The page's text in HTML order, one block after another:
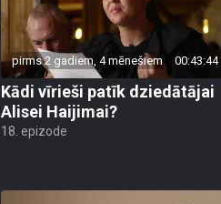
pirms 2 gadiem, 4 mēnešiem 00:43:44
Kādi vīrieši patīk dziedātājai
Alisei Haijimai?
18. epizode